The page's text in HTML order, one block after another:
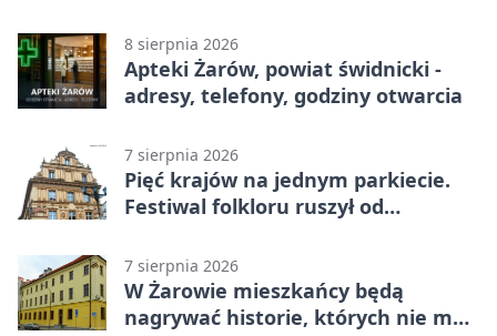
8 sierpnia 2026
Apteki Żarów, powiat świdnicki -
adresy, telefony, godziny otwarcia
7 sierpnia 2026
Pięć krajów na jednym parkiecie.
Festiwal folkloru ruszył od
7 sierpnia 2026
W Żarowie mieszkańcy będą
nagrywać historie, których nie ma